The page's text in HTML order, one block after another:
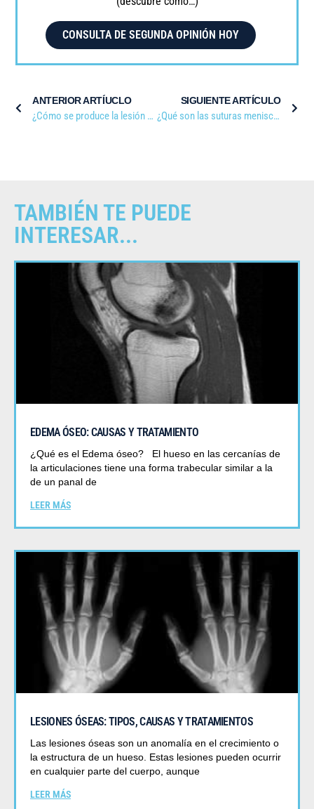
CONSULTA DE SEGUNDA OPINIÓN HOY
ANTERIOR ARTÍUCLO
¿Cómo se produce la lesión de Lisfranc?
SIGUIENTE ARTÍCULO
¿Qué son las suturas meniscales?
TAMBIÉN TE PUEDE
INTERESAR...
EDEMA ÓSEO: CAUSAS Y TRATAMIENTO
¿Qué es el Edema óseo? El hueso en las cercanías de
la articulaciones tiene una forma trabecular similar a la
de un panal de
LEER MÁS
LESIONES ÓSEAS: TIPOS, CAUSAS Y TRATAMIENTOS
Las lesiones óseas son un anomalía en el crecimiento o
la estructura de un hueso. Estas lesiones pueden ocurrir
en cualquier parte del cuerpo, aunque
LEER MÁS